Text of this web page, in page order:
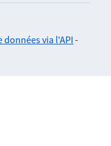
données via l'API-